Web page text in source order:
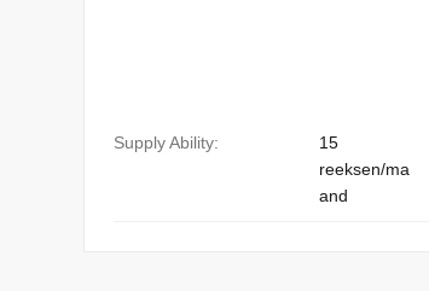
Supply Ability:
15
reeksen/ma
and